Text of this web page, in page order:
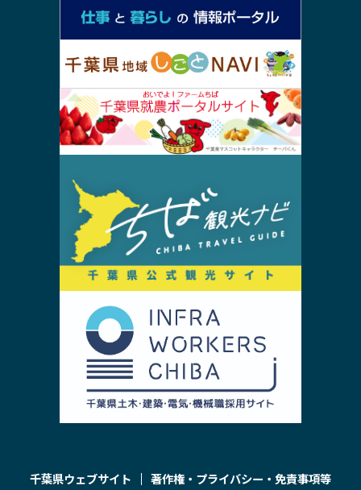
千葉県ウェブサイト 著作権・プライバシー・免責事項等